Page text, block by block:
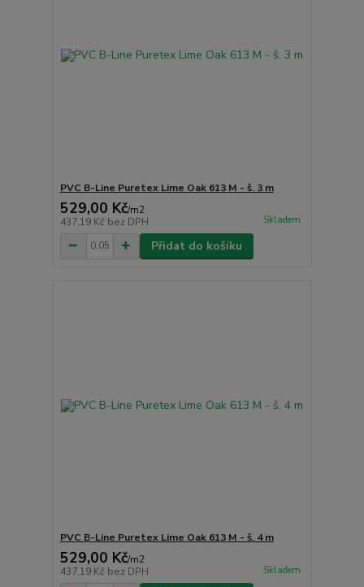
PVC B-Line Puretex Lime Oak 613 M - š. 3 m
529,00 Kč/m2
437,19 Kč bez DPH Skladem
Přidat do košíku
PVC B-Line Puretex Lime Oak 613 M - š. 4 m
529,00 Kč/m2
437,19 Kč bez DPH Skladem